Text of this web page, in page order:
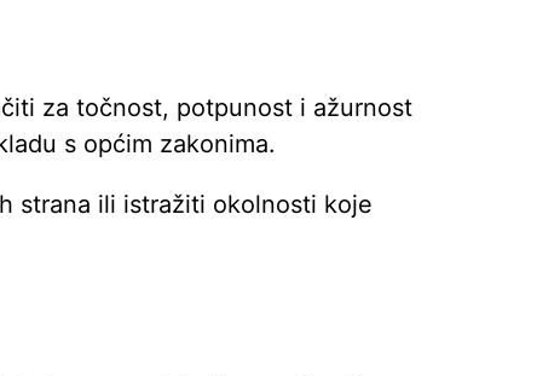
za točnost, potpunost i ažurnost
s općim zakonima.
strana ili istražiti okolnosti koje